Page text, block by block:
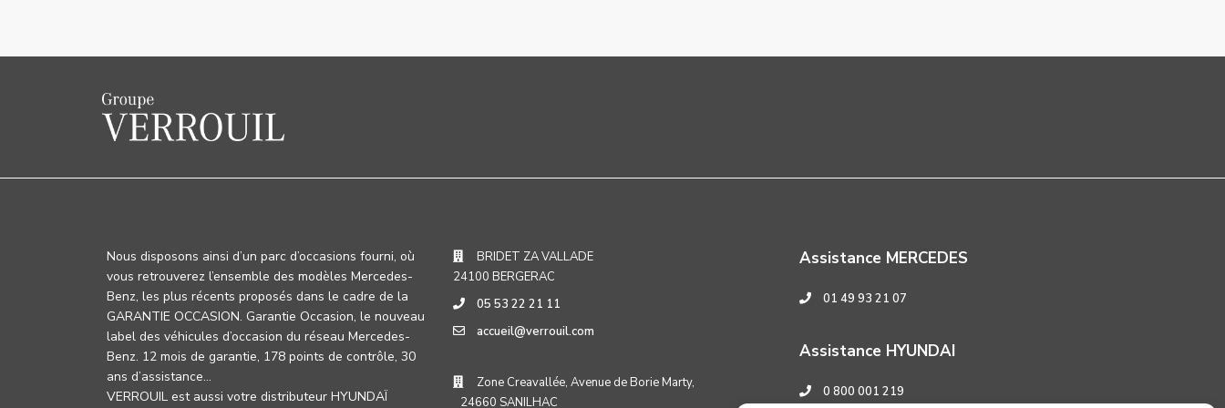
Nous disposons ainsi d’un parc d’occasions fourni, où
vous retrouverez l’ensemble des modèles Mercedes-
Benz, les plus récents proposés dans le cadre de la
GARANTIE OCCASION. Garantie Occasion, le nouveau
label des véhicules d’occasion du réseau Mercedes-
Benz. 12 mois de garantie, 178 points de contrôle, 30
ans d’assistance…
VERROUIL est aussi votre distributeur HYUNDAÏ
BRIDET ZA VALLADE
24100 BERGERAC
05 53 22 21 11
accueil@verrouil.com
Zone Creavallée, Avenue de Borie Marty,
24660 SANILHAC
Assistance MERCEDES
01 49 93 21 07
Assistance HYUNDAI
0 800 001 219